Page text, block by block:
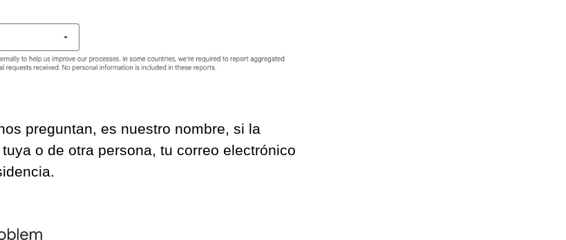
preguntan, es nuestro nombre, si la
o de otra persona, tu correo electrónico